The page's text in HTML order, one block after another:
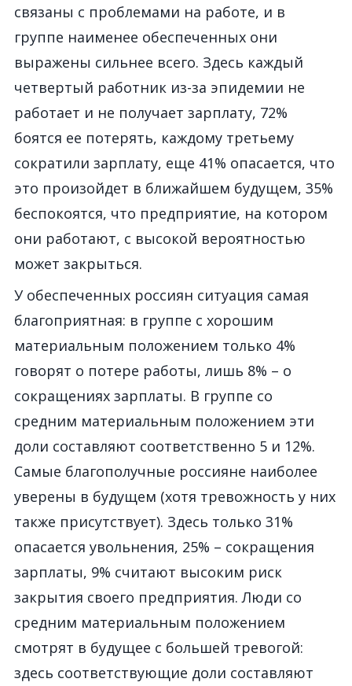
связаны с проблемами на работе, и в
группе наименее обеспеченных они
выражены сильнее всего. Здесь каждый
четвертый работник из-за эпидемии не
работает и не получает зарплату, 72%
боятся ее потерять, каждому третьему
сократили зарплату, еще 41% опасается, что
это произойдет в ближайшем будущем, 35%
беспокоятся, что предприятие, на котором
они работают, с высокой вероятностью
может закрыться.
У обеспеченных россиян ситуация самая
благоприятная: в группе с хорошим
материальным положением только 4%
говорят о потере работы, лишь 8% – о
сокращениях зарплаты. В группе со
средним материальным положением эти
доли составляют соответственно 5 и 12%.
Самые благополучные россияне наиболее
уверены в будущем (хотя тревожность у них
также присутствует). Здесь только 31%
опасается увольнения, 25% – сокращения
зарплаты, 9% считают высоким риск
закрытия своего предприятия. Люди со
средним материальным положением
смотрят в будущее с большей тревогой:
здесь соответствующие доли составляют